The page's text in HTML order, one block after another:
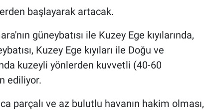
başlayarak artacak.
güneybatısı ile Kuzey Ege kıyılarında,
Kuzey Ege kıyıları ile Doğu ve
kuzeyli yönlerden kuvvetli (40-60
ediliyor.
parçalı ve az bulutlu havanın hakim olması,